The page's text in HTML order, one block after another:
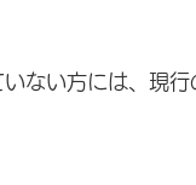
ない方には、現